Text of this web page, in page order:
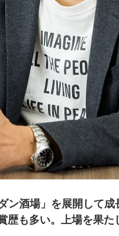
酒場」を展開して成
歴も多い。上場を果